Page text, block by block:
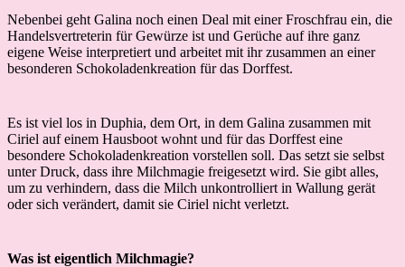
Nebenbei geht Galina noch einen Deal mit einer Froschfrau ein, die
Handelsvertreterin für Gewürze ist und Gerüche auf ihre ganz
eigene Weise interpretiert und arbeitet mit ihr zusammen an einer
besonderen Schokoladenkreation für das Dorffest.
Es ist viel los in Duphia, dem Ort, in dem Galina zusammen mit
Ciriel auf einem Hausboot wohnt und für das Dorffest eine
besondere Schokoladenkreation vorstellen soll. Das setzt sie selbst
unter Druck, dass ihre Milchmagie freigesetzt wird. Sie gibt alles,
um zu verhindern, dass die Milch unkontrolliert in Wallung gerät
oder sich verändert, damit sie Ciriel nicht verletzt.
Was ist eigentlich Milchmagie?